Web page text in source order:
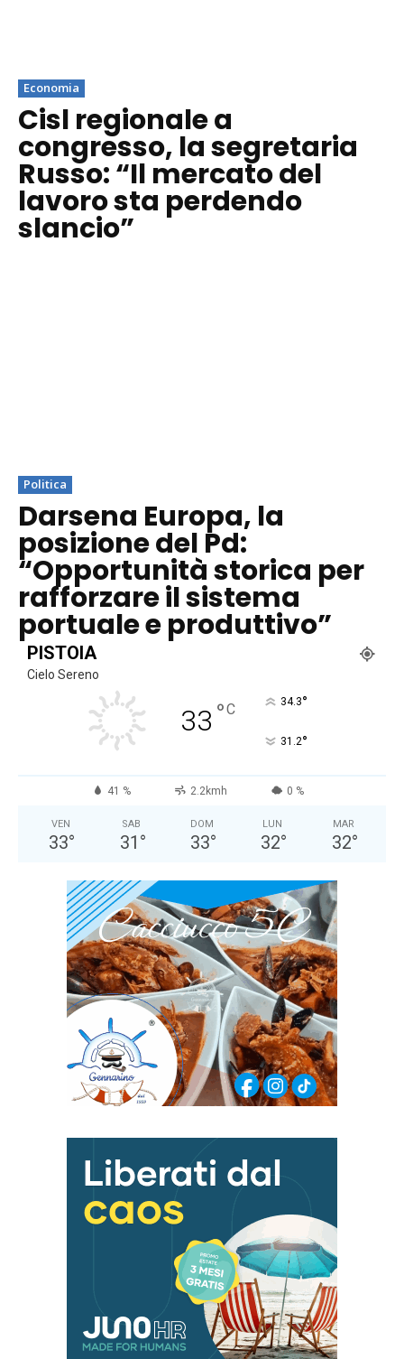
Economia
Cisl regionale a
congresso, la segretaria
Russo: “Il mercato del
lavoro sta perdendo
slancio”
Politica
Darsena Europa, la
posizione del Pd:
“Opportunità storica per
rafforzare il sistema
portuale e produttivo”
PISTOIA
Cielo Sereno
33 °C 34.3°
31.2°
41 % 2.2kmh 0 %
VEN
33°
SAB
31 °
DOM
33°
LUN
32°
MAR
32°